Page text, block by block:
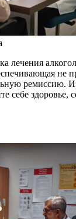
лечения
не
ремиссию.
себе здоровье,